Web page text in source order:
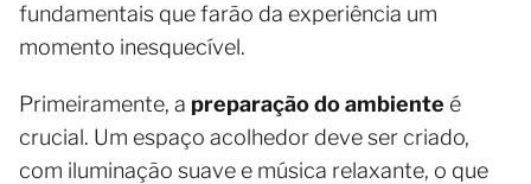
fundamentais que farão da experiência um
momento inesquecível.
Primeiramente, a preparação do ambiente é
crucial. Um espaço acolhedor deve ser criado,
com iluminação suave e música relaxante, o que